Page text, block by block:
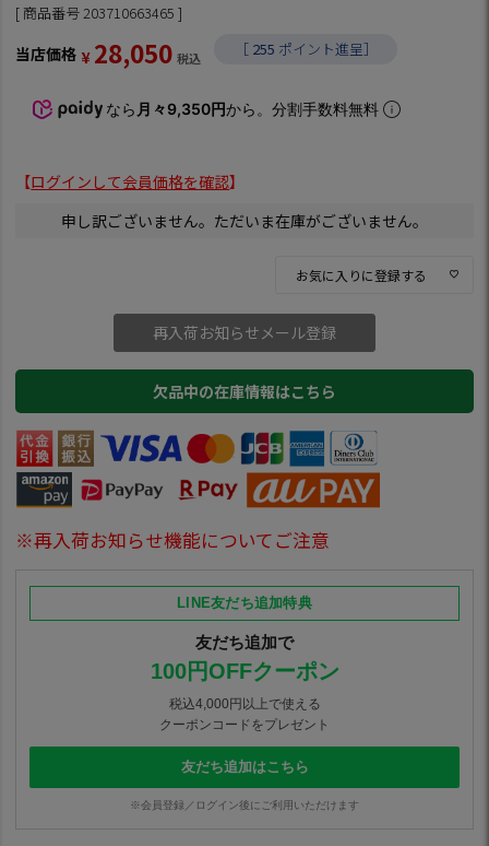
商品番号 203710663465
当店価格 ¥ 28,050 税込 ［ 255 ポイント進呈］
なら 月々9,350円から。分割手数料無料
【ログインして会員価格を確認】
申し訳ございません。ただいま在庫がございません。
お気に入りに登録する
再入荷お知らせメール登録
欠品中の在庫情報はこちら
※再入荷お知らせ機能についてご注意
LINE友だち追加特典
友だち追加で
100円OFFクーポン
税込4,000円以上で使える
クーポンコードをプレゼント
友だち追加はこちら
※会員登録／ログイン後にご利用いただけます